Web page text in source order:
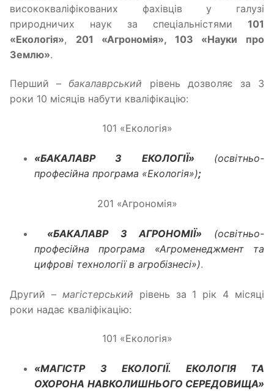
висококваліфікованих фахівців у галузі
природничих наук за спеціальністями 101
«Екологія», 201 «Агрономія», 103 «Науки про
Землю».
Перший –бакалаврський рівень дозволяє за 3
роки 10 місяців набути кваліфікацію:
101 «Екологія»
«БАКАЛАВР З ЕКОЛОГІЇ» (освітньо-
професійна програма «Екологія»);
201 «Агрономія»
«БАКАЛАВР З АГРОНОМІЇ» (освітньо-
професійна програма «Агроменеджмент та
цифрові технології в агробізнесі»).
Другий – магістерський рівень за 1 рік 4 місяці
роки надає кваліфікацію:
101 «Екологія»
«МАГІСТР З ЕКОЛОГІЇ. ЕКОЛОГІЯ ТА
ОХОРОНА НАВКОЛИШНЬОГО СЕРЕДОВИЩА»